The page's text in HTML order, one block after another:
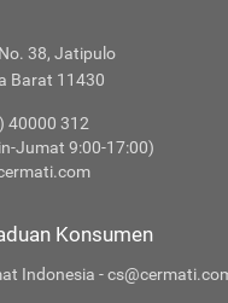
38, Jatipulo
Barat 11430
40000 312
Jumat 9:00-17:00)
Konsumen
Indonesia -